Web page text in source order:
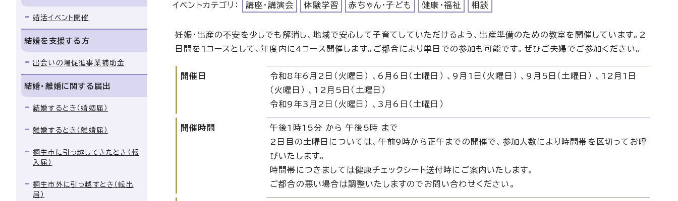
イベントカテゴリ： 講座・講演会 体験学習 赤ちゃん・子ども 健康・福祉 相談
妊娠・出産の不安を少しでも解消し、地域で安心して子育てしていただけるよう、出産準備のための教室を開催しています。2
日間を1コースとして、年度内に4コース開催します。ご都合により単日での参加も可能です。ぜひご夫婦でご参加ください。
開催日
令和8年6月2日（火曜日） 、6月6日（土曜日） 、9月1日（火曜日） 、9月5日（土曜日） 、12月1日
（火曜日） 、12月5日（土曜日）
令和9年3月2日（火曜日） 、3月6日（土曜日）
開催時間
午後1時15分 から 午後5時 まで
2日目の土曜日については、午前9時から正午までの開催で、参加人数により時間帯を区切ってお呼
びいたします。
時間帯につきましては健康チェックシート送付時にご案内いたします。
ご都合の悪い場合は調整いたしますのでお問い合わせください。
婚活イベント開催
結婚を支援する方
出会いの場促進事業補助金
結婚・離婚に関する届出
結婚するとき（婚姻届）
離婚するとき（離婚届）
桐生市に引っ越してきたとき（転
入届）
桐生市外に引っ越すとき（転出
届）